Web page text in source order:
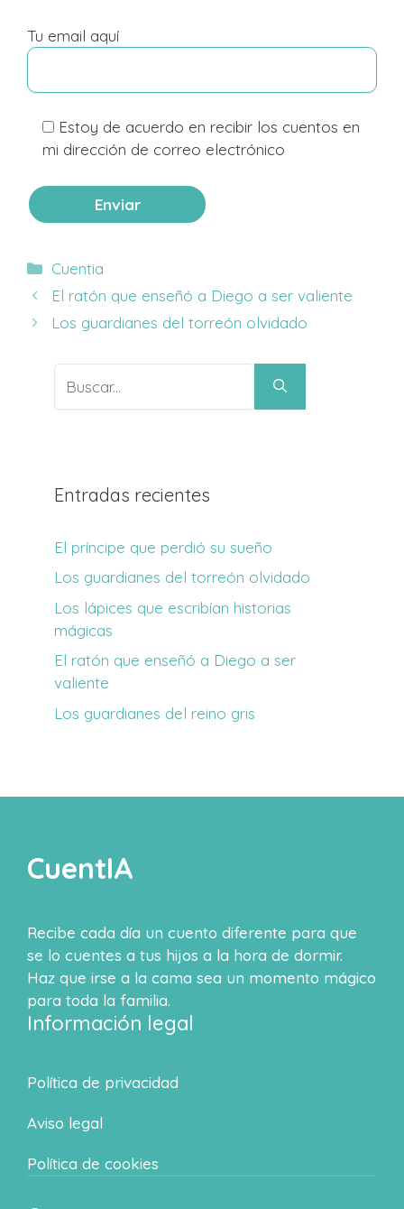
Tu email aquí
Estoy de acuerdo en recibir los cuentos en
mi dirección de correo electrónico
Categorías
Cuentia
El ratón que enseñó a Diego a ser valiente
Los guardianes del torreón olvidado
Entradas recientes
El príncipe que perdió su sueño
Los guardianes del torreón olvidado
Los lápices que escribían historias
mágicas
El ratón que enseñó a Diego a ser
valiente
Los guardianes del reino gris
CuentIA
Recibe cada día un cuento diferente para que
se lo cuentes a tus hijos a la hora de dormir.
Haz que irse a la cama sea un momento mágico
para toda la familia.
Información legal
Política de privacidad
Aviso legal
Política de cookies